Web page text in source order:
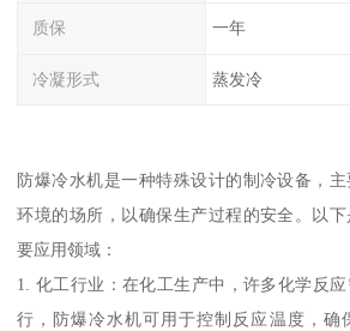
质保 一年
冷凝形式 蒸发冷
防爆冷水机是一种特殊设计的制冷设备，
环境的场所，以确保生产过程的安全。以
要应用领域：
1. 化工行业：在化工生产中，许多化学反
行，防爆冷水机可用于控制反应温度，确